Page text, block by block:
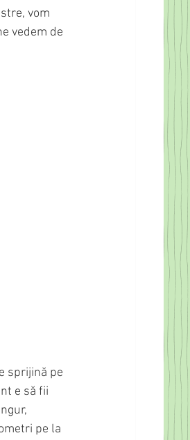
vom
vedem de
sprijină pe
e să fii
pe la